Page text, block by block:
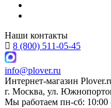
Наши контакты
8 (800) 511-05-45
info@plover.ru
Интернет-магазин
г. Москва, ул.
Мы работаем пн-сб: 10:00